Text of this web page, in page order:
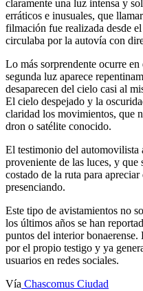
claramente una luz intensa y
erráticos e inusuales, que
filmación fue realizada desde
circulaba por la autovía con
Lo más sorprendente ocurre
segunda luz aparece
desaparecen del cielo casi al
El cielo despejado y la
claridad los movimientos, que
dron o satélite conocido.
El testimonio del automovilista
proveniente de las luces, y que
costado de la ruta para
presenciando.
Este tipo de avistamientos no
los últimos años se han
puntos del interior
por el propio testigo y ya
usuarios en redes sociales.
Vía Chascomus Ciudad